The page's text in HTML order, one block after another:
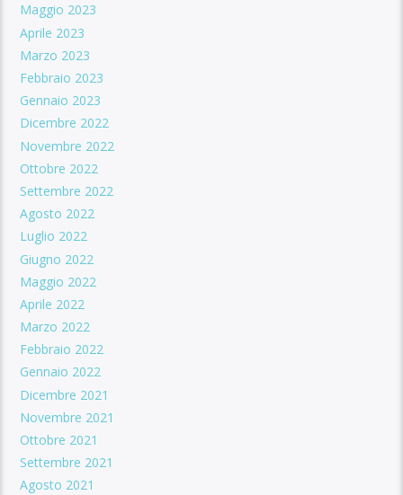
Maggio 2023
Aprile 2023
Marzo 2023
Febbraio 2023
Gennaio 2023
Dicembre 2022
Novembre 2022
Ottobre 2022
Settembre 2022
Agosto 2022
Luglio 2022
Giugno 2022
Maggio 2022
Aprile 2022
Marzo 2022
Febbraio 2022
Gennaio 2022
Dicembre 2021
Novembre 2021
Ottobre 2021
Settembre 2021
Agosto 2021